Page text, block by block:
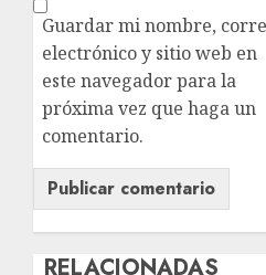
Guardar mi nombre,
electrónico y sitio web en
este navegador para la
próxima vez que haga un
comentario.
RELACIONADAS